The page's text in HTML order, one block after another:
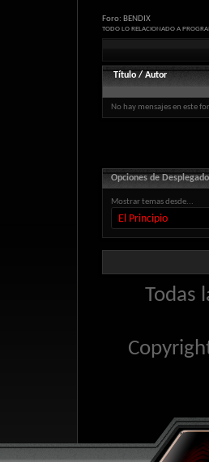
Foro: BENDIX
TODO LO RELACIONADO A
Título / Autor
No hay mensajes en este
Opciones de
Mostrar temas desde...
Todas